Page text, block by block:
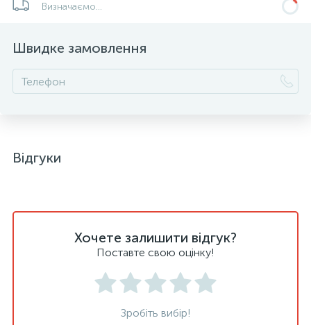
Визначаємо...
Швидке замовлення
Відгуки
Хочете залишити відгук?
Поставте свою оцінку!
Зробіть вибір!